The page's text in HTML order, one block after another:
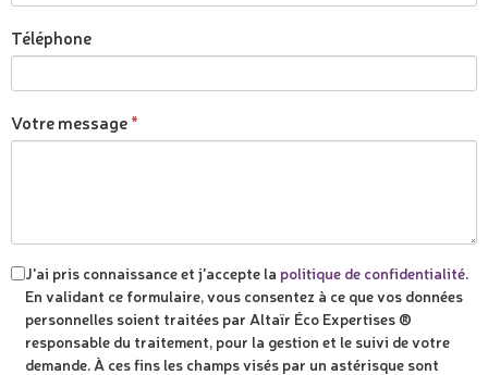
Téléphone
Votre message
J'ai pris connaissance et j'accepte la politique de confidentialité.
En validant ce formulaire, vous consentez à ce que vos données
personnelles soient traitées par Altaïr Éco Expertises ®
responsable du traitement, pour la gestion et le suivi de votre
demande. À ces fins les champs visés par un astérisque sont